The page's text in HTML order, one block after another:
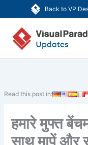
Back to VP
to
content
Read this post in:
हमारे मुफ्त
साथ मापें और